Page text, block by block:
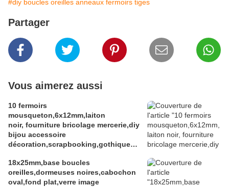
#diy boucles oreilles anneaux fermoirs tiges
Partager
Vous aimerez aussi
10 fermoirs
mousqueton,6x12mm,laiton
noir, fourniture bricolage mercerie,diy
bijou accessoire
décoration,scrapbooking,gothique
kawaii,boheme victorien
edouardien,ateliers du fait mains
18x25mm,base boucles
oreilles,dormeuses noires,cabochon
oval,fond plat,verre image